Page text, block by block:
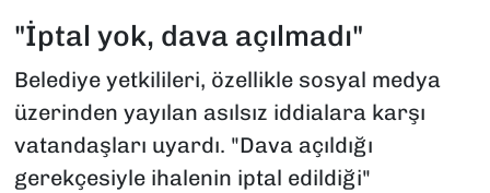
"İptal yok, dava açılmadı"
Belediye yetkilileri, özellikle sosyal medya
üzerinden yayılan asılsız iddialara karşı
vatandaşları uyardı. "Dava açıldığı
gerekçesiyle ihalenin iptal edildiği"